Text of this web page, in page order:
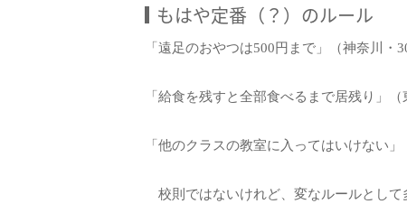
もはや定番（？）のルール
「遠足のおやつは500円まで」（神奈川・
「給食を残すと全部食べるまで居残り」（
「他のクラスの教室に入ってはいけない」
校則ではないけれど、変なルールとして